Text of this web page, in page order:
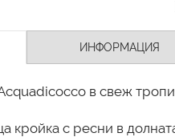
ИНФОРМАЦИЯ
в свеж
кройка с ресни в